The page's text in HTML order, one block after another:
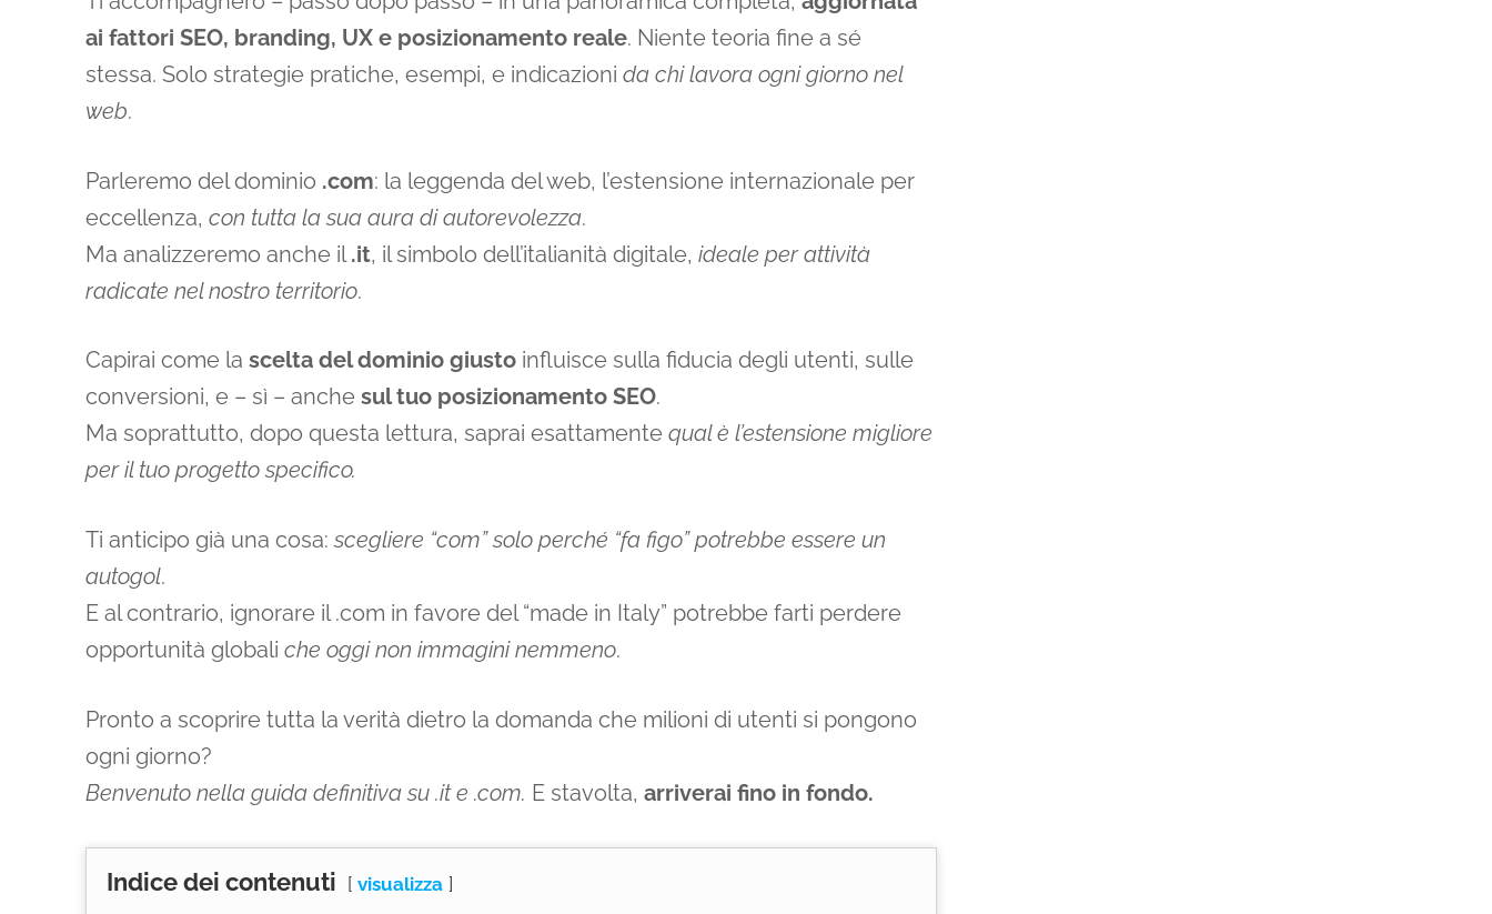
ai fattori SEO, branding, UX e posizionamento reale. Niente teoria fine a sé
stessa. Solo strategie pratiche, esempi, e indicazioni da chi lavora ogni giorno nel
web.
Parleremo del dominio .com: la leggenda del web, l’estensione internazionale per
eccellenza, con tutta la sua aura di autorevolezza.
Ma analizzeremo anche il .it, il simbolo dell’italianità digitale, ideale per attività
radicate nel nostro territorio.
Capirai come la scelta del dominio giusto influisce sulla fiducia degli utenti, sulle
conversioni, e – sì – anche sul tuo posizionamento SEO.
Ma soprattutto, dopo questa lettura, saprai esattamente qual è l’estensione migliore
per il tuo progetto specifico.
Ti anticipo già una cosa:scegliere “com” solo perché “fa figo” potrebbe essere un
autogol.
E al contrario, ignorare il .com in favore del “made in Italy” potrebbe farti perdere
opportunità globali che oggi non immagini nemmeno.
Pronto a scoprire tutta la verità dietro la domanda che milioni di utenti si pongono
ogni giorno?
Benvenuto nella guida definitiva su .it e .com. E stavolta, arriverai fino in fondo.
Indice dei contenuti visualizza